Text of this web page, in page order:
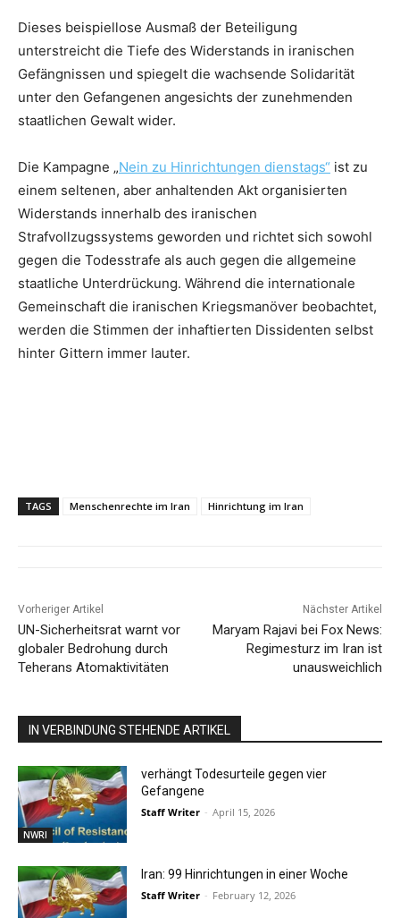
Dieses beispiellose Ausmaß der Beteiligung
unterstreicht die Tiefe des Widerstands in iranischen
Gefängnissen und spiegelt die wachsende Solidarität
unter den Gefangenen angesichts der zunehmenden
staatlichen Gewalt wider.
Die Kampagne „Nein zu Hinrichtungen dienstags“ ist zu
einem seltenen, aber anhaltenden Akt organisierten
Widerstands innerhalb des iranischen
Strafvollzugssystems geworden und richtet sich sowohl
gegen die Todesstrafe als auch gegen die allgemeine
staatliche Unterdrückung. Während die internationale
Gemeinschaft die iranischen Kriegsmanöver beobachtet,
werden die Stimmen der inhaftierten Dissidenten selbst
hinter Gittern immer lauter.
TAGS Menschenrechte im Iran Hinrichtung im Iran
Vorheriger Artikel
UN-Sicherheitsrat warnt vor
globaler Bedrohung durch
Teherans Atomaktivitäten
Nächster Artikel
Maryam Rajavi bei Fox News:
Regimesturz im Iran ist
unausweichlich
IN VERBINDUNG STEHENDE ARTIKEL
NWRI
verhängt Todesurteile gegen vier
Gefangene
Staff Writer - April 15, 2026
Iran: 99 Hinrichtungen in einer Woche
Staff Writer - February 12, 2026